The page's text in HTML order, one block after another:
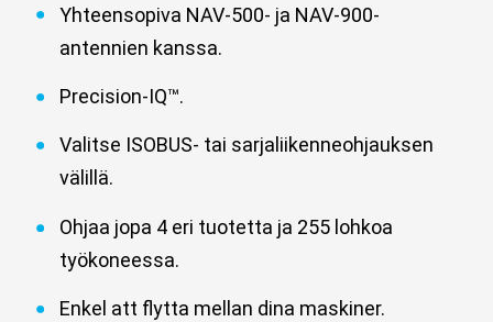
Yhteensopiva NAV-500- ja NAV-900-
antennien kanssa.
Precision-IQ™.
Valitse ISOBUS- tai sarjaliikenneohjauksen
välillä.
Ohjaa jopa 4 eri tuotetta ja 255 lohkoa
työkoneessa.
Enkel att flytta mellan dina maskiner.